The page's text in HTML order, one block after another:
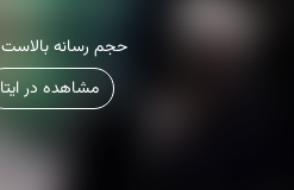
5M حجم رسانه بالاست
مشاهده در ایتا